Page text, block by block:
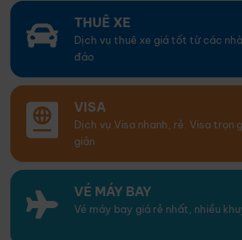
THUÊ XE
Dịch vụ thuê xe giá tốt từ các
đáo
VISA
Dịch vụ Visa nhanh, rẻ. Visa trọn
giản
VÉ MÁY BAY
Vé máy bay giá rẻ nhất, nhiều